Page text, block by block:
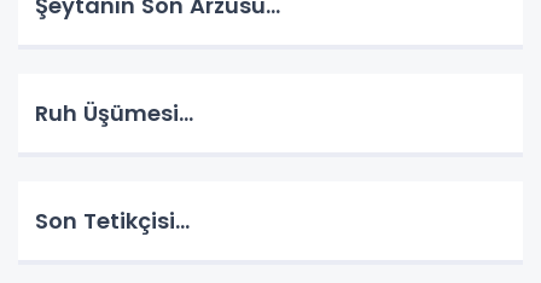
Ruh Üşümesi…
Son Tetikçisi…